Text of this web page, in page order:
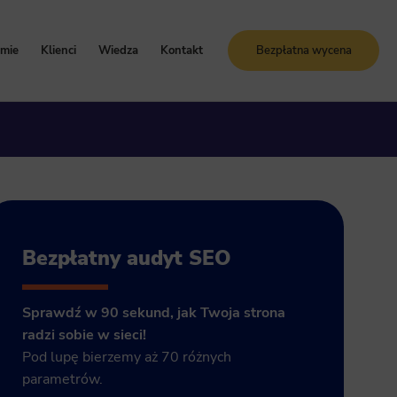
i certyfikaty
Klienci Wiedza Kontakt Bezpłatna wycena
Bezpłatny audyt SEO
Sprawdź w 90 sekund, jak Twoja strona
radzi sobie w sieci!
Pod lupę bierzemy aż 70 różnych
parametrów.